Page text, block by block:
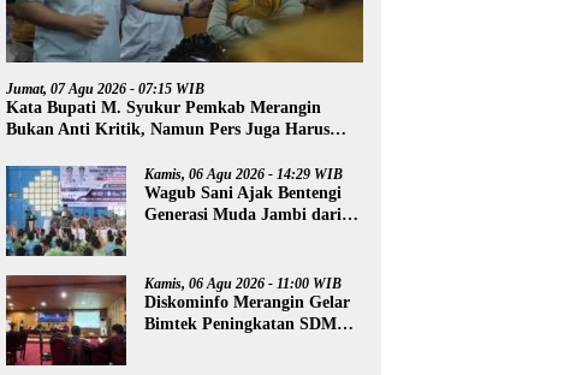
Jumat, 07 Agu 2026 - 07:15 WIB
Kata Bupati M. Syukur Pemkab Merangin
Bukan Anti Kritik, Namun Pers Juga Harus
Kamis, 06 Agu 2026 - 14:29 WIB
Wagub Sani Ajak Bentengi
Generasi Muda Jambi dari
Kamis, 06 Agu 2026 - 11:00 WIB
Diskominfo Merangin Gelar
Bimtek Peningkatan SDM